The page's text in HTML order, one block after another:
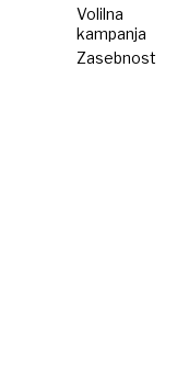
Volilna
kampanja
Zasebnost